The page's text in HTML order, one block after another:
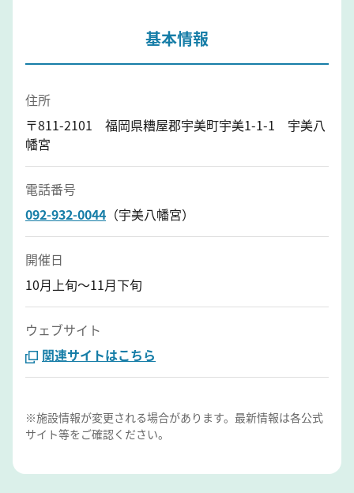
基本情報
住所
〒811-2101 福岡県糟屋郡宇美町宇美1-1-1 宇美八
幡宮
電話番号
092-932-0044 （宇美八幡宮）
開催日
10月上旬～11月下旬
ウェブサイト
関連サイトはこちら
※施設情報が変更される場合があります。最新情報は各公式
サイト等をご確認ください。